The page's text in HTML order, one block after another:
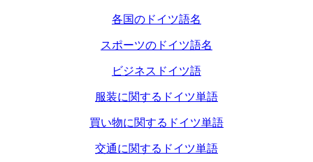
各国のドイツ語名
スポーツのドイツ語名
ビジネスドイツ語
服装に関するドイツ単語
買い物に関するドイツ単語
交通に関するドイツ単語